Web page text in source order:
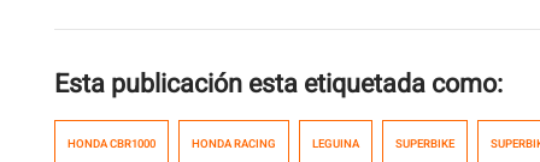
Esta publicación esta etiquetada como:
HONDA CBR1000 HONDA RACING LEGUINA SUPERBIKE